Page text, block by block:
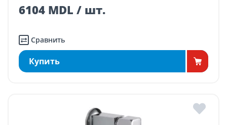
6104 MDL / шт.
Сравнить
Купить